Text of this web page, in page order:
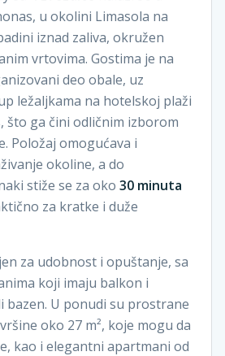
u okolini Limasola na
iznad zaliva, okružen
vrtovima. Gostima je na
deo obale, uz
ležaljkama na hotelskoj plaži
što ga čini odličnim izborom
Položaj omogućava i
okoline, a do
stiže se za oko 30 minuta
za kratke i duže
za udobnost i opuštanje, sa
koji imaju balkon i
bazen. U ponudi su prostrane
oko 27 m², koje mogu da
kao i elegantni apartmani od